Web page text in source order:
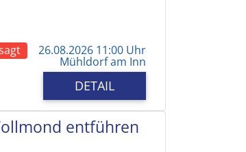
26.08.2026 11:00 Uhr
Mühldorf am Inn
DETAIL
entführen